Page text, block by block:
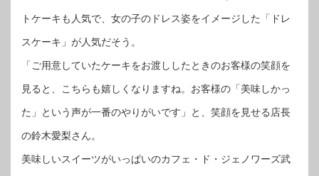
トケーキも人気で、女の子のドレス姿をイメージした「ドレ
スケーキ」が人気だそう。
「ご用意していたケーキをお渡ししたときのお客様の笑顔を
見ると、こちらも嬉しくなりますね。お客様の「美味しかっ
た」という声が一番のやりがいです」と、笑顔を見せる店長
の鈴木愛梨さん。
美味しいスイーツがいっぱいのカフェ・ド・ジェノワーズ武